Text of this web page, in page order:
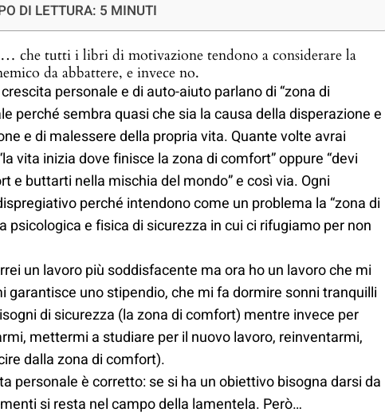
DI LETTURA: 5 MINUTI
che tutti i libri di motivazione tendono a considerare la
nemico da abbattere, e invece no.
personale e di auto-aiuto parlano di “zona di
perché sembra quasi che sia la causa della disperazione e
e di malessere della propria vita. Quante volte avrai
vita inizia dove finisce la zona di comfort” oppure “devi
e buttarti nella mischia del mondo” e così via. Ogni
perché intendono come un problema la “zona di
psicologica e fisica di sicurezza in cui ci rifugiamo per non
un lavoro più soddisfacente ma ora ho un lavoro che mi
garantisce uno stipendio, che mi fa dormire sonni tranquilli
di sicurezza (la zona di comfort) mentre invece per
mettermi a studiare per il nuovo lavoro, reinventarmi,
dalla zona di comfort).
personale è corretto: se si ha un obiettivo bisogna darsi da
si resta nel campo della lamentela. Però…